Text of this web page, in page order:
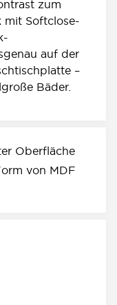
zum
mit Softclose-
auf der
–
Bäder.
Oberfläche
von MDF